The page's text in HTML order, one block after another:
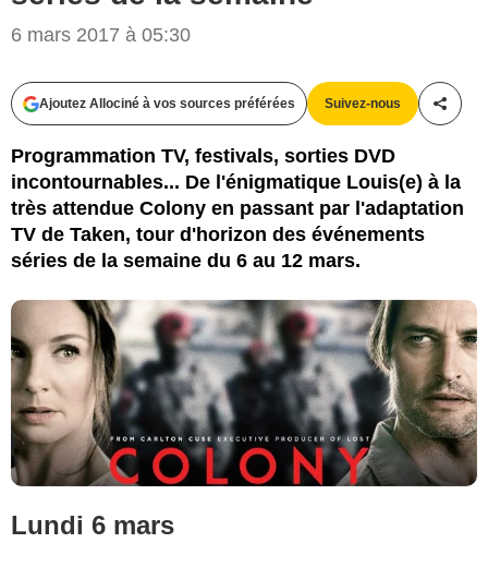
6 mars 2017 à 05:30
Ajoutez Allociné à vos sources préférées Suivez-nous
Programmation TV, festivals, sorties DVD
incontournables... De l'énigmatique Louis(e) à la
très attendue Colony en passant par l'adaptation
TV de Taken, tour d'horizon des événements
séries de la semaine du 6 au 12 mars.
Lundi 6 mars